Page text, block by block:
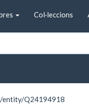
Col·leccions
entity/Q24194918